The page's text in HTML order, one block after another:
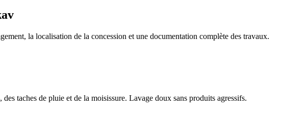
la localisation de la concession et une documentation complète des travaux.
taches de pluie et de la moisissure. Lavage doux sans produits agressifs.